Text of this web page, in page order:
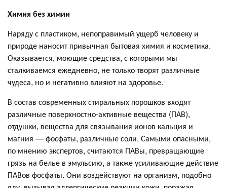
Химия без химии
Наряду с пластиком, непоправимый ущерб человеку и
природе наносит привычная бытовая химия и косметика.
Оказывается, моющие средства, с которыми мы
сталкиваемся ежедневно, не только творят различные
чудеса, но и негативно влияют на здоровье.
В состав современных стиральных порошков входят
различные поверхностно-активные вещества (ПАВ),
отдушки, вещества для связывания ионов кальция и
магния — фосфаты, различные соли. Самыми опасными,
по мнению экспертов, считаются ПАВы, превращающие
грязь на белье в эмульсию, а также усиливающие действие
ПАВов фосфаты. Они воздействуют на организм, подобно